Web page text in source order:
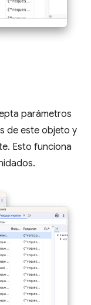
parámetros
de este objeto y
Esto funciona